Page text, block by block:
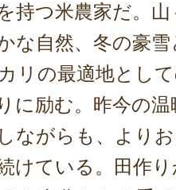
持つ米農家だ。
な自然、冬の豪
リの最適地とし
に励む。昨今の
ながらも、より
けている。田作